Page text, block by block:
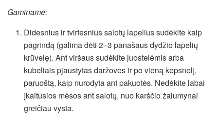
Gaminame:
Didesnius ir tvirtesnius salotų lapelius sudėkite kaip
pagrindą (galima dėti 2–3 panašaus dydžio lapelių
krūvelę). Ant viršaus sudėkite juostelėmis arba
kubeliais pjaustytas daržoves ir po vieną kepsnelį,
paruoštą, kaip nurodyta ant pakuotės. Nedėkite labai
įkaitusios mėsos ant salotų, nuo karščio žalumynai
greičiau vysta.